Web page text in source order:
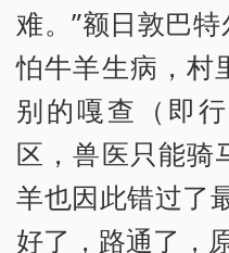
难。”额日敦巴
怕牛羊生病，村
别的嘎查（即
区，兽医只能骑
羊也因此错过了
好了，路通了，